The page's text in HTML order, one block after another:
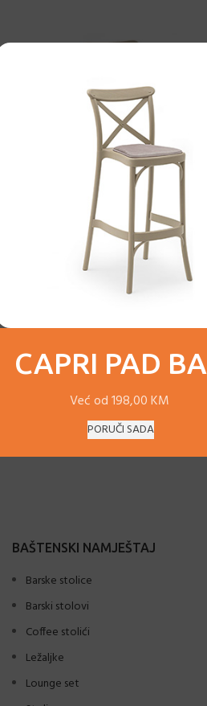
CAPRI PAD
Već od 198,00 KM
PORUČI SADA
ODABERI OPCIJE
CAPRI Bar
Baštenski namještaj
BAŠTENSKI NAMJEŠTAJ
Barske stolice
Barski stolovi
Coffee stolići
Ležaljke
Lounge set